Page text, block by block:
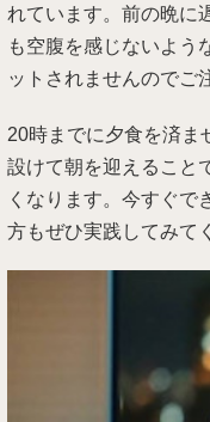
れています。前の晩に
も空腹を感じないよう
ットされませんのでご
20時までに夕食を済ま
設けて朝を迎えること
くなります。今すぐで
方もぜひ実践してみて